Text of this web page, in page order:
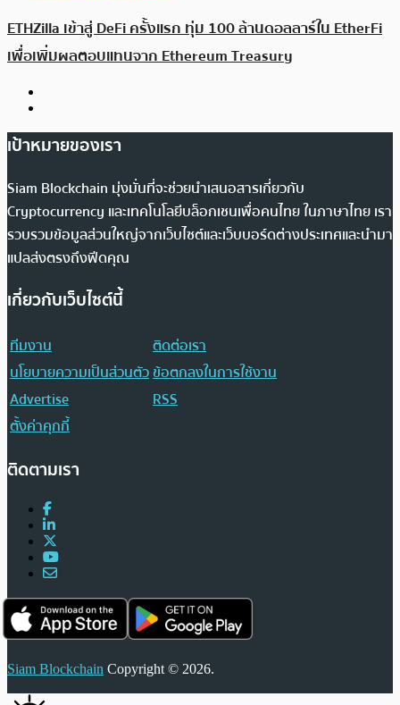
ETHZilla เข้าสู่ DeFi ครั้งแรก ทุ่ม 100 ล้านดอลลาร์ใน EtherFi
เพื่อเพิ่มผลตอบแทนจาก Ethereum Treasury
เป้าหมายของเรา
Siam Blockchain มุ่งมั่นที่จะช่วยนำเสนอสารเกี่ยวกับ
Cryptocurrency และเทคโนโลยีบล็อกเชนเพื่อคนไทย ในภาษาไทย เรา
รวบรวมข้อมูลส่วนใหญ่จากเว็บไซต์และเว็บบอร์ดต่างประเทศและนำมา
แปลส่งตรงถึงฟีดคุณ
เกี่ยวกับเว็บไซต์นี้
ทีมงาน
ติดต่อเรา
นโยบายความเป็นส่วนตัวข้อตกลงในการใช้งาน
Advertise
RSS
ตั้งค่าคุกกี้
ติดตามเรา
Siam Blockchain Copyright © 2026.